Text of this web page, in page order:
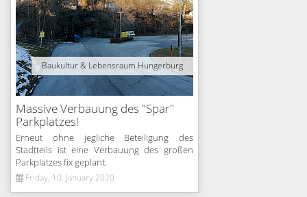
Baukultur & Lebensraum Hungerburg
Massive Verbauung des "Spar"
Parkplatzes!
Erneut ohne jegliche Beteiligung des
Stadtteils ist eine Verbauung des großen
Parkplatzes fix geplant.
Friday, 10. January 2020
3
4
5
6
…
11
>